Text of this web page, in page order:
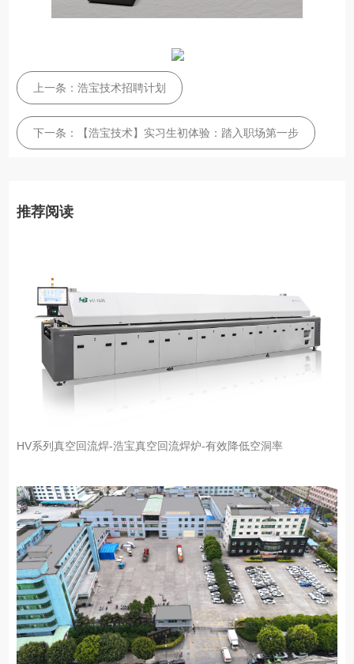
上一条：浩宝技术招聘计划
下一条： 【浩宝技术】实习生初体验：踏入职场第一步
推荐阅读
HV系列真空回流焊-浩宝真空回流焊炉-有效降低空洞率